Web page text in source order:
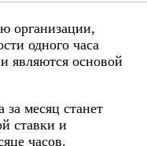
организации,
одного часа
являются основой
за месяц станет
ставки и
часов.